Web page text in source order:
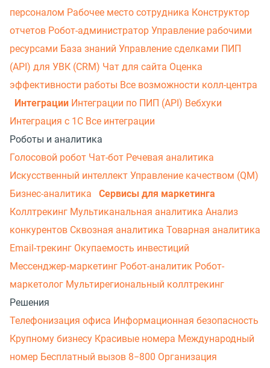
персоналом Рабочее место сотрудника Конструктор
отчетов Робот-администратор Управление рабочими
ресурсами База знаний Управление сделками ПИП
(API) для УВК (CRM) Чат для сайта Оценка
эффективности работы Все возможности колл-центра
Интеграции Интеграции по ПИП (API) Вебхуки
Интеграция с 1С Все интеграции
Роботы и аналитика
Голосовой робот Чат-бот Речевая аналитика
Искусственный интеллект Управление качеством (QM)
Бизнес-аналитика
Сервисы для маркетинга
Коллтрекинг Мультиканальная аналитика Анализ
конкурентов Сквозная аналитика Товарная аналитика
Email-трекинг Окупаемость инвестиций
Мессенджер‑маркетинг Робот-аналитик Робот-
маркетолог Мультирегиональный коллтрекинг
Решения
Телефонизация офиса Информационная безопасность
Крупному бизнесу Красивые номера Международный
номер Бесплатный вызов 8−800 Организация